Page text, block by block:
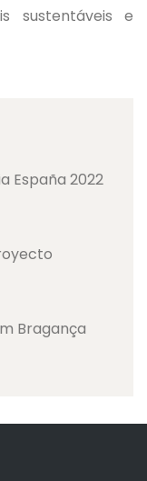
sustentáveis e
España 2022
Bragança